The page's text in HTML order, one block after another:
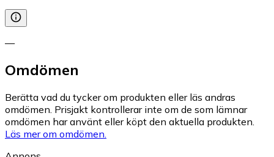
—
Omdömen
Berätta vad du tycker om produkten eller läs andras
omdömen. Prisjakt kontrollerar inte om de som lämnar
omdömen har använt eller köpt den aktuella produkten.
Läs mer om omdömen.